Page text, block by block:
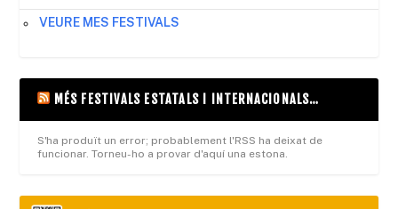
VEURE MES FESTIVALS
MÉS FESTIVALS ESTATALS I INTERNACIONALS…
S'ha produït un error; probablement l'RSS ha deixat de
funcionar. Torneu-ho a provar d'aquí una estona.